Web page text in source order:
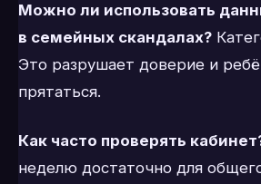
Можно ли использовать
в семейных скандалах?
Это разрушает доверие и
прятаться.
Как часто проверять
неделю достаточно для